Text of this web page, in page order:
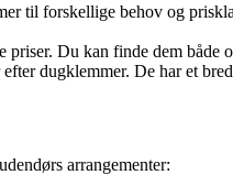
til forskellige behov og
Du kan finde dem både
dugklemmer. De har et
arrangementer: